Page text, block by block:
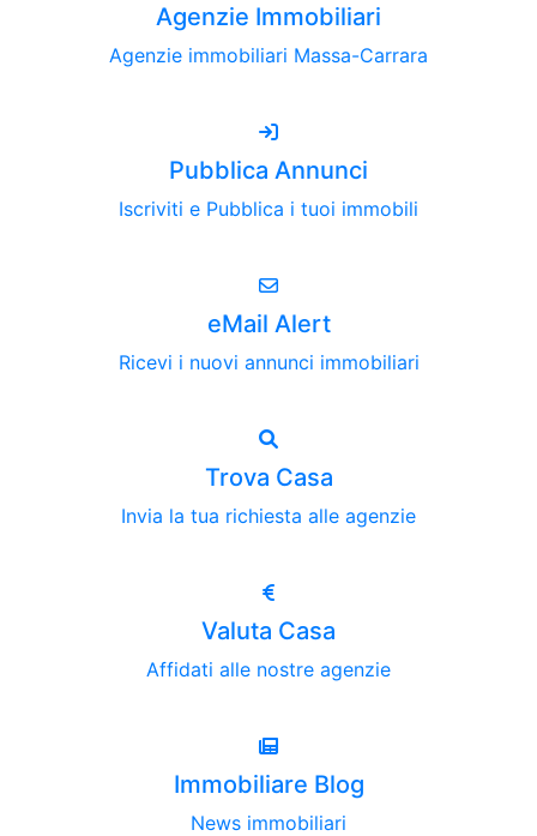
Agenzie Immobiliari
Agenzie immobiliari Massa-Carrara
Pubblica Annunci
Iscriviti e Pubblica i tuoi immobili
eMail Alert
Ricevi i nuovi annunci immobiliari
Trova Casa
Invia la tua richiesta alle agenzie
Valuta Casa
Affidati alle nostre agenzie
Immobiliare Blog
News immobiliari